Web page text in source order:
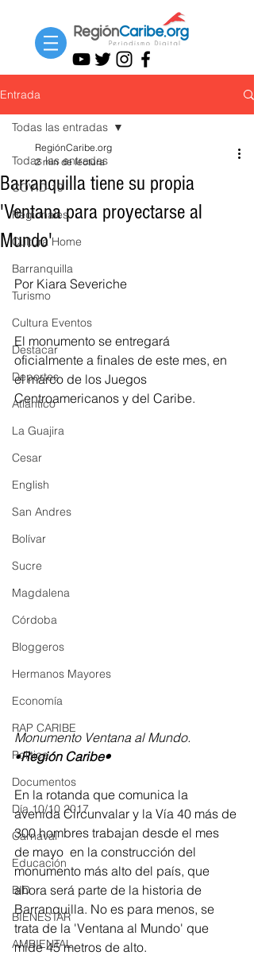
Entrada
Todas las entradas
COVID-19
Regionales
Cultura Home
Barranquilla
Turismo
Cultura Eventos
Destacar
Deportes
Atlántico
La Guajira
Cesar
English
San Andres
Bolívar
Sucre
Magdalena
Córdoba
Bloggeros
Hermanos Mayores
Economía
RAP CARIBE
Política
Documentos
Día 10/10 2017
Carnaval
Educación
BID
BIENESTAR
AMBIENTAL
Todas las entradas
Barranquilla tiene su propia
'Ventana para proyectarse al
Mundo'
RegiónCaribe.org
2 min de lectura
Por Kiara Severiche
El monumento se entregará
oficialmente a finales de este mes, en
el marco de los Juegos
Centroamericanos y del Caribe.
Monumento Ventana al Mundo.
•Región Caribe•
En la rotanda que comunica la
avenida Circunvalar y la Vía 40 más de
300 hombres trabajan desde el mes
de mayo  en la construcción del
monumento más alto del país, que
ahora será parte de la historia de
Barranquilla. No es para menos, se
trata de la 'Ventana al Mundo' que
mide 45 metros de alto.